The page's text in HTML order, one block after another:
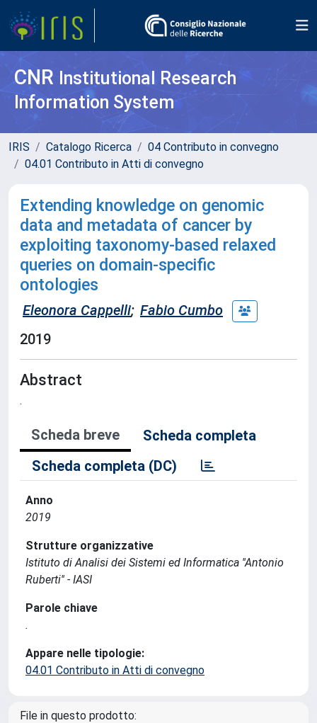
CNR Institutional Research
Information System
IRIS Catalogo Ricerca
04 Contributo in convegno
04.01 Contributo in Atti di convegno
Extending knowledge on genomic
data and metadata of cancer by
exploiting taxonomy-based relaxed
queries on domain-specific
ontologies
Eleonora Cappelli; Fabio Cumbo
2019
Abstract
.
Scheda breve
Scheda completa
Scheda completa (DC)
Anno
2019
Strutture organizzative
Istituto di Analisi dei Sistemi ed Informatica ''Antonio
Ruberti'' - IASI
Parole chiave
.
Appare nelle tipologie:
04.01 Contributo in Atti di convegno
File in questo prodotto: